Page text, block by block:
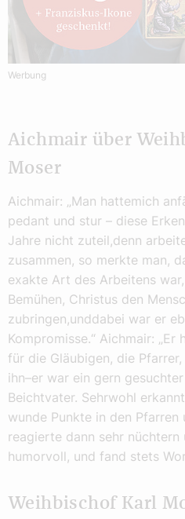
Werbung
Aichmair über
Moser
Aichmair: „Man hattemich
pedant und stur – diese
Jahre nicht zuteil,denn
zusammen, so merkte man,
exakte Art des Arbeitens
Bemühen, Christus den
zubringen,unddabei war er
Kompromisse.“ Aichmair:
für die Gläubigen, die
ihn–er war ein gern
Beichtvater. Sehrwohl
wunde Punkte in den Pfarren
reagierte dann sehr nüchtern
humorvoll, und fand stets
Weihbischof Karl